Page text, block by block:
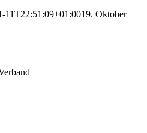
11T22:51:09+01:0019. Oktober